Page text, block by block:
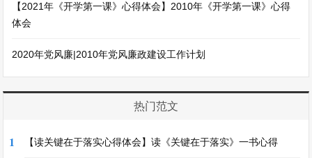
【2021年《开学第一课》心得体会】2010年《开学第一课》心得
体会
2020年党风廉|2010年党风廉政建设工作计划
热门范文
1 【读关键在于落实心得体会】读《关键在于落实》一书心得